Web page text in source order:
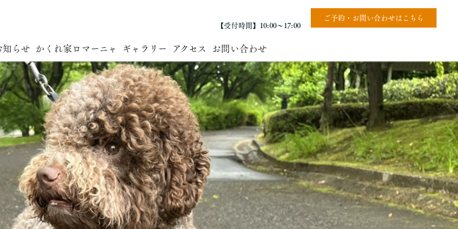
【受付時間】10:00〜17:00
ご予約・お問い合わせはこちら
知らせ かくれ家ロマーニャ ギャラリー アクセス お問い合わせ